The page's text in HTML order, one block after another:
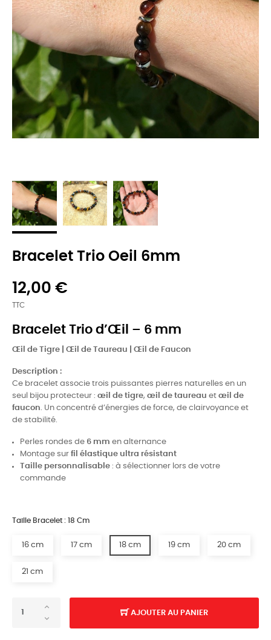
Bracelet Trio Oeil 6mm
12,00 €
TTC
Bracelet Trio d’Œil – 6 mm
Œil de Tigre | Œil de Taureau | Œil de Faucon
Description :
Ce bracelet associe trois puissantes pierres naturelles en un
seul bijou protecteur : œil de tigre, œil de taureau et œil de
faucon. Un concentré d’énergies de force, de clairvoyance et
de stabilité.
Perles rondes de 6 mm en alternance
Montage sur fil élastique ultra résistant
Taille personnalisable : à sélectionner lors de votre
commande
Taille Bracelet : 18 Cm
16 cm 17 cm 18 cm 19 cm 20 cm
21 cm
AJOUTER AU PANIER